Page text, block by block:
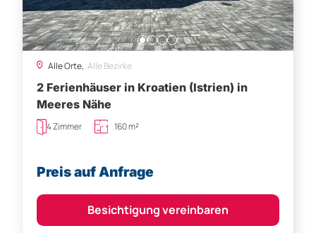
Alle Orte, Alle Bezirke
2 Ferienhäuser in Kroatien (Istrien) in
Meeres Nähe
4 Zimmer 160 m²
Preis auf Anfrage
Besichtigung vereinbaren